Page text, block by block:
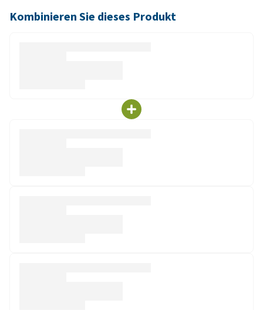
Kombinieren Sie dieses Produkt